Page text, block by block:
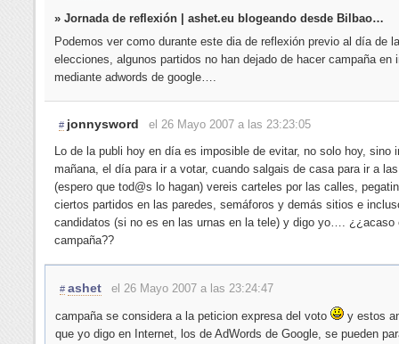
» Jornada de reflexión | ashet.eu blogeando desde Bilbao…
Podemos ver como durante este dia de reflexión previo al día de
elecciones, algunos partidos no han dejado de hacer campaña en
mediante adwords de google….
# jonnysword
el 26 Mayo 2007 a las 23:23:05
Lo de la publi hoy en día es imposible de evitar, no solo hoy, sino
mañana, el día para ir a votar, cuando salgais de casa para ir a
(espero que tod@s lo hagan) vereis carteles por las calles,
ciertos partidos en las paredes, semáforos y demás sitios e
candidatos (si no es en las urnas en la tele) y digo yo…. ¿¿acaso
campaña??
# ashet el 26 Mayo 2007 a las 23:24:47
campaña se considera a la peticion expresa del voto
y estos
que yo digo en Internet, los de AdWords de Google, se pueden